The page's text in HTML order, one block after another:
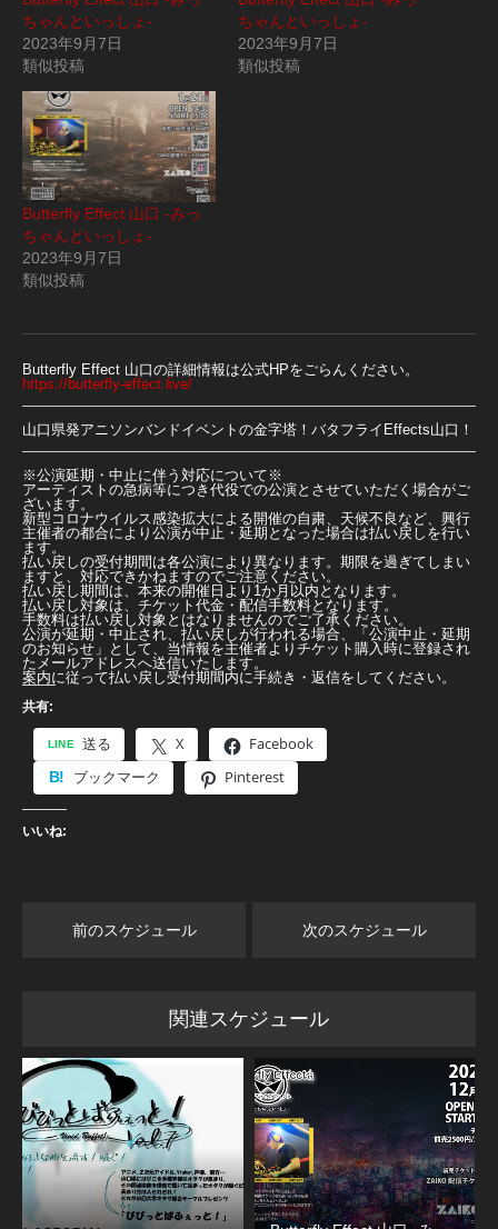
ちゃんといっしょ-
2023年9月7日
類似投稿
ちゃんといっしょ-
2023年9月7日
類似投稿
Butterfly Effect 山口 -みっ
ちゃんといっしょ-
2023年9月7日
類似投稿
Butterfly Effect 山口の詳細情報は公式HPをごらんください。
https://butterfly-effect.live/
山口県発アニソンバンドイベントの金字塔！バタフライEffects山口！
※公演延期・中止に伴う対応について※
アーティストの急病等につき代役での公演とさせていただく場合がご
ざいます。
新型コロナウイルス感染拡大による開催の自粛、天候不良など、興行
主催者の都合により公演が中止・延期となった場合は払い戻しを行い
ます。
払い戻しの受付期間は各公演により異なります。期限を過ぎてしまい
ますと、対応できかねますのでご注意ください。
払い戻し期間は、本来の開催日より1か月以内となります。
払い戻し対象は、チケット代金・配信手数料となります。
手数料は払い戻し対象とはなりませんのでご了承ください。
公演が延期・中止され、払い戻しが行われる場合、「公演中止・延期
のお知らせ」として、当情報を主催者よりチケット購入時に登録され
たメールアドレスへ送信いたします。
案内に従って払い戻し受付期間内に手続き・返信をしてください。
共有:
送る X
Facebook
ブックマーク
Pinterest
いいね:
前のスケジュール 次のスケジュール
関連スケジュール